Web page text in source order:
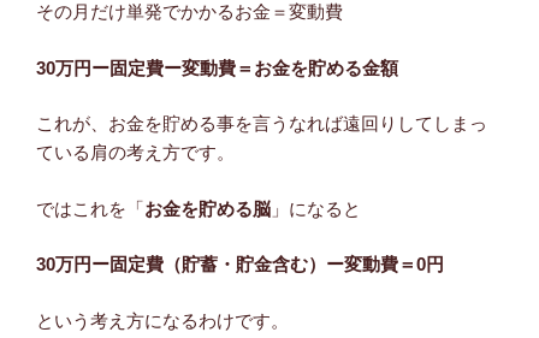
その月だけ単発でかかるお金＝変動費
30万円ー固定費ー変動費＝お金を貯める金額
これが、お金を貯める事を言うなれば遠回りしてしまっ
ている肩の考え方です。
ではこれを「お金を貯める脳 」になると
30万円ー固定費（貯蓄・貯金含む）ー変動費＝0円
という考え方になるわけです。